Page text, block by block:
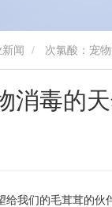
闻 次氯酸：宠
消毒的
给我们的毛茸茸的